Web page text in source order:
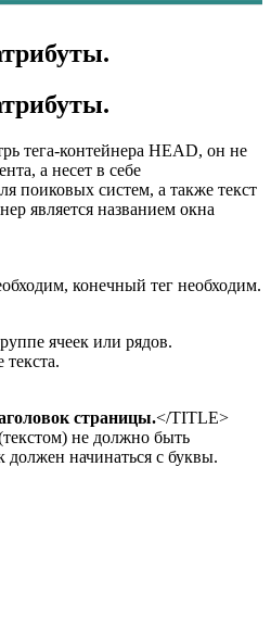
тега-контейнера HEAD, он не
а несет в себе
поиковых систем, а также текст
является названием окна
конечный тег необходим.
ячеек или рядов.
текста.
страницы.</TITLE>
не должно быть
должен начинаться с буквы.